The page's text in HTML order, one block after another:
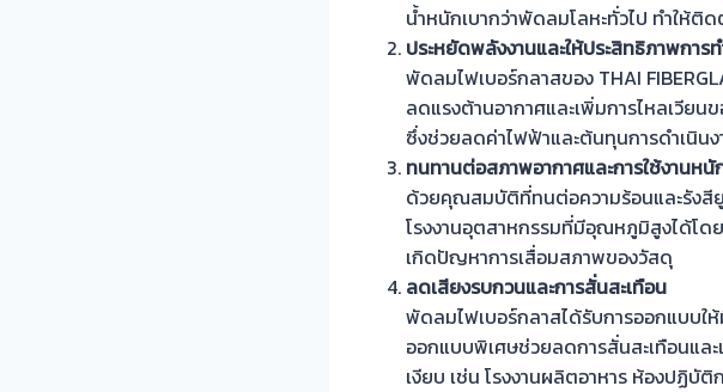
น้ำหนักเบากว่าพัดลมโลหะทั่วไป ทำให้ติ
ประหยัดพลังงานและให้ประสิทธิภาพการ
พัดลมไฟเบอร์กลาสของ THAI
ลดแรงต้านอากาศและเพิ่มการไหลเวียน
ซึ่งช่วยลดค่าไฟฟ้าและต้นทุนการดำเนิน
ทนทานต่อสภาพอากาศและการใช้งานหนั
ด้วยคุณสมบัติที่ทนต่อความร้อนและรังสี
โรงงานอุตสาหกรรมที่มีอุณหภูมิสูงได้โด
เกิดปัญหาการเสื่อมสภาพของวัสดุ
ลดเสียงรบกวนและการสั่นสะเทือน
พัดลมไฟเบอร์กลาสได้รับการออกแบบใ
ออกแบบพิเศษช่วยลดการสั่นสะเทือนและ
เงียบ เช่น โรงงานผลิตอาหาร ห้องปฏิบัติ